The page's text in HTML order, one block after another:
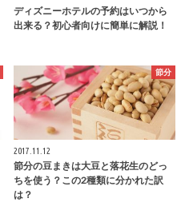
ディズニーホテルの予約はいつから
出来る？初心者向けに簡単に解説！
節分
2017.11.12
節分の豆まきは大豆と落花生のどっ
ちを使う？この2種類に分かれた訳
は？